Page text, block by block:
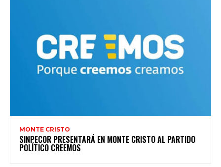
MONTE CRISTO
SINPECOR PRESENTARÁ EN MONTE CRISTO AL PARTIDO
POLÍTICO CREEMOS